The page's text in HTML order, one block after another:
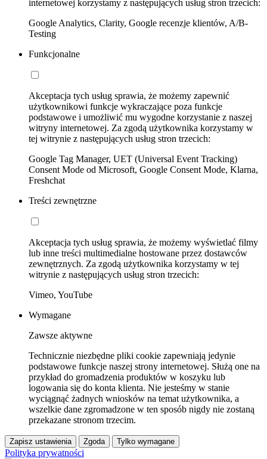
internetowej korzystamy z następujących usług stron trzecich:
Google Analytics, Clarity, Google recenzje klientów, A/B-
Testing
Funkcjonalne
Akceptacja tych usług sprawia, że możemy zapewnić
użytkownikowi funkcje wykraczające poza funkcje
podstawowe i umożliwić mu wygodne korzystanie z naszej
witryny internetowej. Za zgodą użytkownika korzystamy w
tej witrynie z następujących usług stron trzecich:
Google Tag Manager, UET (Universal Event Tracking)
Consent Mode od Microsoft, Google Consent Mode, Klarna,
Freshchat
Treści zewnętrzne
Akceptacja tych usług sprawia, że możemy wyświetlać filmy
lub inne treści multimedialne hostowane przez dostawców
zewnętrznych. Za zgodą użytkownika korzystamy w tej
witrynie z następujących usług stron trzecich:
Vimeo, YouTube
Wymagane
Zawsze aktywne
Technicznie niezbędne pliki cookie zapewniają jedynie
podstawowe funkcje naszej strony internetowej. Służą one na
przykład do gromadzenia produktów w koszyku lub
logowania się do konta klienta. Nie jesteśmy w stanie
wyciągnąć żadnych wniosków na temat użytkownika, a
wszelkie dane zgromadzone w ten sposób nigdy nie zostaną
przekazane stronom trzecim.
Zapisz ustawienia Zgoda Tylko wymagane
Polityka prywatności